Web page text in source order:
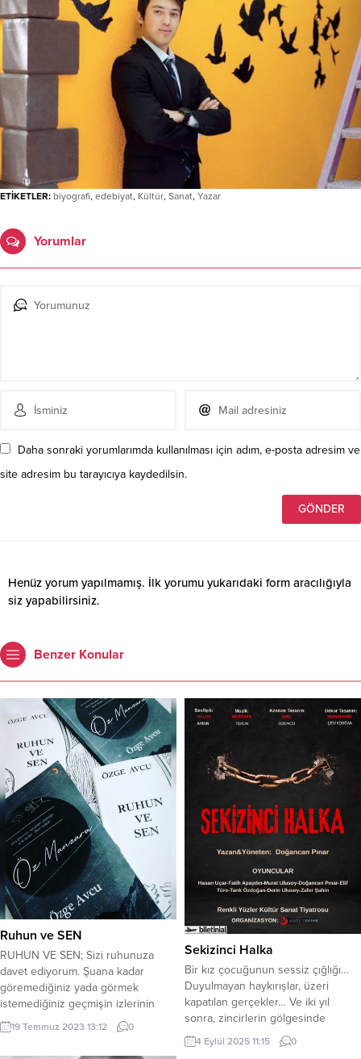
ETİKETLER: biyografi, edebiyat, Kültür, Sanat, Yazar
Yorumlar
Daha sonraki yorumlarımda kullanılması için adım, e-posta adresim ve
site adresim bu tarayıcıya kaydedilsin.
Henüz yorum yapılmamış. İlk yorumu yukarıdaki form aracılığıyla
siz yapabilirsiniz.
Benzer Konular
Ruhun ve SEN
RUHUN VE SEN; Sizi ruhunuza
davet ediyorum. Şuana kadar
göremediğiniz yada görmek
istemediğiniz geçmişin izlerinin
yarattığı duygularınızı anlamaya…
Bunları kabul ederek ve yaşadığınız
19 Temmuz 2023 13:12 0
Sekizinci Halka
Bir kız çocuğunun sessiz çığlığı…
Duyulmayan haykırışlar, üzeri
kapatılan gerçekler… Ve iki yıl
sonra, zincirlerin gölgesinde
başlayan korkunç bir yüzleşme.Bu
oyunda masumiyetin bedeli ağır,
4 Eylül 2025 11:15 0